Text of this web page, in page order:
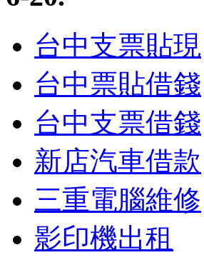
台中支票貼現
台中票貼借錢
台中支票借錢
新店汽車借款
三重電腦維修
影印機出租